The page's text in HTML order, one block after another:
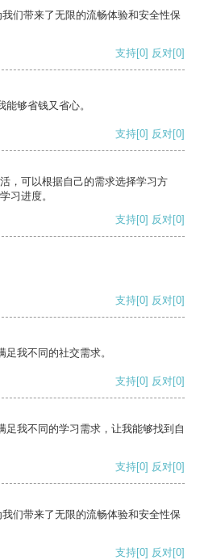
们带来了无限的流畅体验和安全性保
支持[0] 反对[0]
够省钱又省心。
支持[0] 反对[0]
，可以根据自己的需求选择学习方
习进度。
支持[0] 反对[0]
支持[0] 反对[0]
我不同的社交需求。
支持[0] 反对[0]
足我不同的学习需求，让我能够找到自
支持[0] 反对[0]
们带来了无限的流畅体验和安全性保
支持[0] 反对[0]